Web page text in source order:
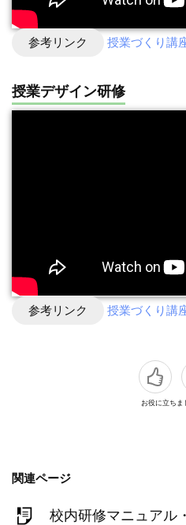
参考リンク 授業づくり講
授業デザイン研修
参考リンク 授業づくり講
お役に立ちま
関連ページ
校内研修マニュアル